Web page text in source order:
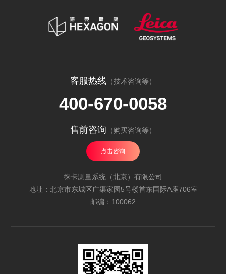
客服热线 （技术咨询等）
400-670-0058
售前咨询 （购买咨询等）
点击咨询
徕卡测量系统（北京）有限公司
地址：北京市东城区广渠家园5号楼首东国际A座706室
邮编：100062